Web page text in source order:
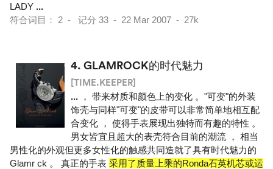
LADY ...
符合词目： 2 - 记分 33 - 22 Mar 2007 - 27k
4. GLAMROCK的时代魅力
[TIME.KEEPER]
... ， 带来材质和颜色上的变化 。"可变"的外装
饰壳与同样"可变"的皮带可以非常简单地相互配
合变化 ， 使得手表展现出独特而有趣的特性 。
男女皆宜且超大的表壳符合目前的潮流 ， 相当
男性化的外观但更多女性化的触感共同造就了具有时代魅力的
Glamr ck 。 真正的手表 采用了质量上乘的Ronda石英机芯或运